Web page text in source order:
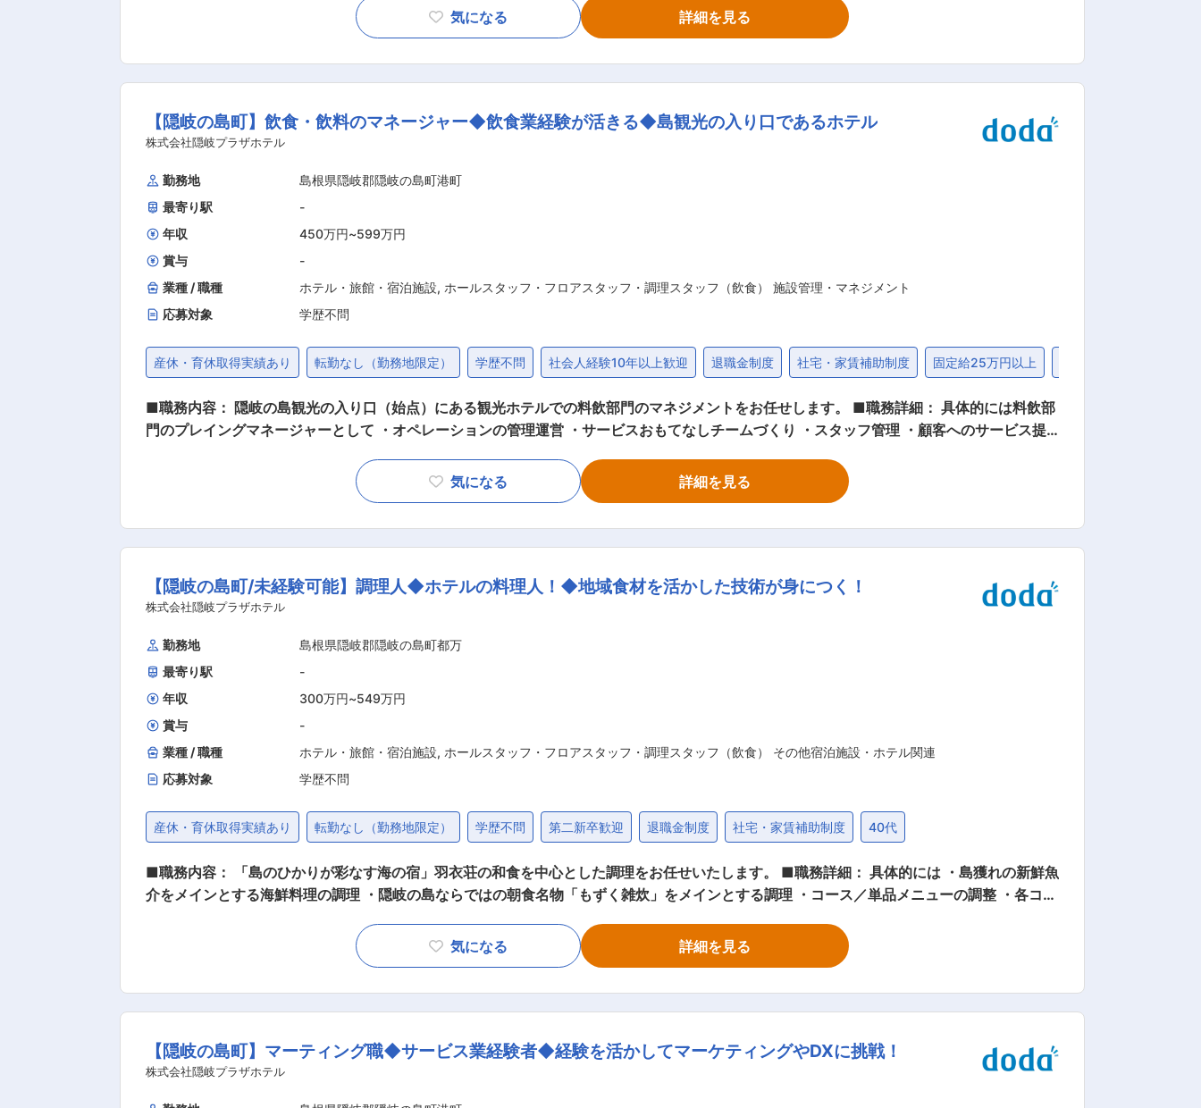
理、製麹、酒母（しゅぼ：酵母を増やす元）作り、仕込（発酵管理）、上槽、貯蔵、瓶詰 【杜氏の補佐業務】 ・杜氏の指示に基づく作業補助
・労務管理、生産計画の立案と実施の補助 【その他付随する業務】 ・酒蔵内や道具の洗浄、殺菌 ■入社後： 入社時期にもよりますが、現在
「隠岐誉」の製造に携わることができます。 ■当社について： 歴史と観光の島「隠岐」に酒造業を残さねばならぬと、西郷酒造組合全員（五
社）が共に生き残れる道の最善の手段として、昭和四十七年十月に企業合同、隠岐酒造株式会社を設立いたしました。同時に公募した酒名が
気になる 詳細を見る
【隠岐の島町】飲食・飲料のマネージャー◆飲食業経験が活きる◆島観光の入り口であるホテル
株式会社隠岐プラザホテル
勤務地
島根県隠岐郡隠岐の島町港町
最寄り駅
-
年収
450万円~599万円
賞与
-
業種 / 職種
ホテル・旅館・宿泊施設, ホールスタッフ・フロアスタッフ・調理スタッフ（飲食） 施設管理・マネジメント
応募対象
学歴不問
産休・育休取得実績あり 転勤なし（勤務地限定） 学歴不問 社会人経験10年以上歓迎 退職金制度 社宅・家賃補助制度 固定給25万円以上
■職務内容： 隠岐の島観光の入り口（始点）にある観光ホテルでの料飲部門のマネジメントをお任せします。 ■職務詳細： 具体的には料飲部
門のプレイングマネージャーとして ・オペレーションの管理運営 ・サービスおもてなしチームづくり ・スタッフ管理 ・顧客へのサービス提
フロントスタッフとしてのヘルプをお願いする場合があります。スタッフ皆でフォローし合っています。 ■配属部署・組織構成： 料飲部門は
社員2名（20代と50代）、パート1名、フロントスタッフのヘルプや派遣スタッフが在籍しています。 全社では男性12名（平均年齢40才）、
でありたい。 そんな思いをかたちにしているホテルです。 グループとして宿泊施設 ・隠岐プラザホテル ・羽衣荘 ・ゲストハウスHito_Naka
の３施設を運営しています。 さらに2024年12月には、ホテル１階に「コワーキング＆コラボスペース IROIRO」を併設。 ホテル利用者はも
気になる 詳細を見る
【隠岐の島町/未経験可能】調理人◆ホテルの料理人！◆地域食材を活かした技術が身につく！
株式会社隠岐プラザホテル
勤務地
島根県隠岐郡隠岐の島町都万
最寄り駅
-
年収
300万円~549万円
賞与
-
業種 / 職種
ホテル・旅館・宿泊施設, ホールスタッフ・フロアスタッフ・調理スタッフ（飲食） その他宿泊施設・ホテル関連
応募対象
学歴不問
産休・育休取得実績あり 転勤なし（勤務地限定） 学歴不問 第二新卒歓迎 退職金制度 社宅・家賃補助制度 40代
■職務内容： 「島のひかりが彩なす海の宿」羽衣荘の和食を中心とした調理をお任せいたします。 ■職務詳細： 具体的には ・島獲れの新鮮魚
介をメインとする海鮮料理の調理 ・隠岐の島ならではの朝食名物「もずく雑炊」をメインとする調理 ・コース／単品メニューの調整 ・各コー
る料理の提供を行っていただければと考えています。 なお宿泊の予約や宴会の予約により、グループ施設への調理ヘルプが発生する場合もあ
がら、旅の人々とこの場所を共に感じたい。そんな想いを込め、 「”島のひかり”が彩なす海の宿」として皆様をお迎えいたします。 鄙びた漁
村に佇む全客室11室の小さな宿で、ゆったりと、のんびりと、 そして心静かに島の時間（とき）を堪能する宿です。 グループとして宿泊施設
気になる 詳細を見る
【隠岐の島町】マーティング職◆サービス業経験者◆経験を活かしてマーケティングやDXに挑戦！
株式会社隠岐プラザホテル